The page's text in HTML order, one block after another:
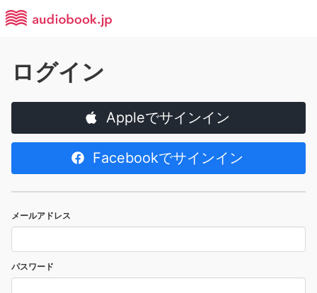
ログイン
Appleでサインイン
Facebookでサインイン
メールアドレス
パスワード